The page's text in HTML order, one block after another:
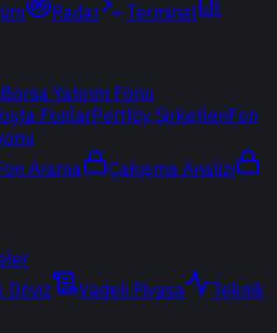
Radar
Terminal
Borsa Yatırım Fonu
FonlarPortföy ŞirketleriFon
Arama
Çakışma Analizi
Döviz Vadeli Piyasa
Teknik